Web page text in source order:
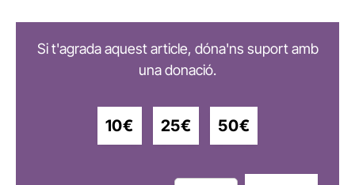
Si t'agrada aquest article, dóna'ns suport amb
una donació.
10€ 25€ 50€